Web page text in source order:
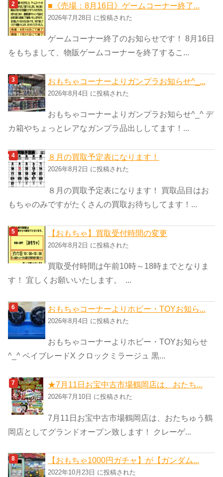
■《売場：8月16日》ゲームコーナー終了...
2026年7月28日 に投稿された
ゲームコーナー終了のお知らせです！ 8月16日
をもちまして、物販ゲームコーナーを終了するこ...
おもちゃコーナーよりガンプラお知らせ^_...
2026年8月4日 に投稿された
おもちゃコーナーよりガンプラお知らせ^_^ デ
カ箱やちょっとレアなガンプラ品出ししてます！...
８月の買取予定表になります！
2026年8月2日 に投稿された
８月の買取予定表になります！ 買取品目はお
もちゃのみですがたくさんの買取お待ちしてます！...
【おもちゃ】買取受付時間の変更
2026年8月2日 に投稿された
買取受付時間は午前10時～18時までとなりま
す！ 宜しくお願いいたします。 ...
おもちゃコーナーよりホビー・TOYお知ら...
2026年8月4日 に投稿された
おもちゃコーナーよりホビー・TOYお知らせ
^_^ ベイブレードX クロックミラージュ 黒...
★7月11日お宝中古市場鶴岡店は、おたち...
2026年7月10日 に投稿された
7月11日お宝中古市場鶴岡店は、おたちゅう鶴
岡店としてグランドオープン致します！ クレーゲ...
【おもちゃ1000円ガチャ】が【ガンダム...
2022年10月23日 に投稿された